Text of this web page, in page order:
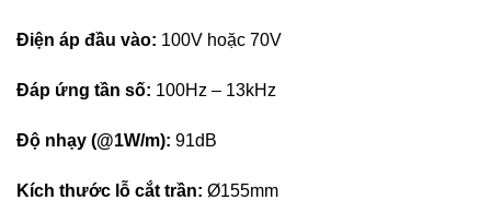
Điện áp đầu vào: 100V hoặc 70V​
Đáp ứng tần số: 100Hz – 13kHz​
Độ nhạy (@1W/m): 91dB​
Kích thước lỗ cắt trần: Ø155mm​